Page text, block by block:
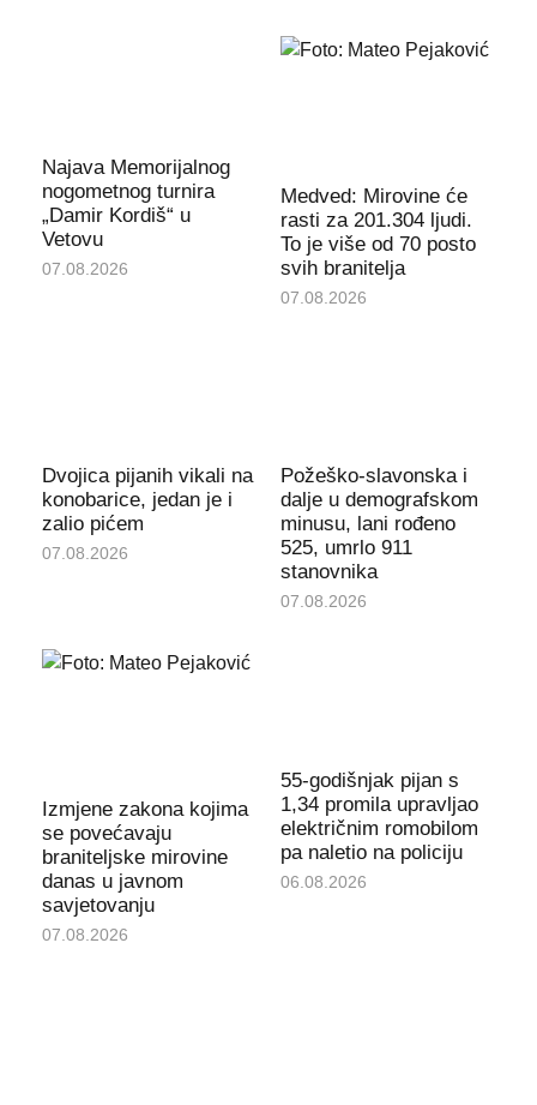
Najava Memorijalnog
nogometnog turnira
„Damir Kordiš“ u
Vetovu
07.08.2026
Medved: Mirovine će
rasti za 201.304 ljudi.
To je više od 70 posto
svih branitelja
07.08.2026
Dvojica pijanih vikali na
konobarice, jedan je i
zalio pićem
07.08.2026
Požeško-slavonska i
dalje u demografskom
minusu, lani rođeno
525, umrlo 911
stanovnika
07.08.2026
Izmjene zakona kojima
se povećavaju
braniteljske mirovine
danas u javnom
savjetovanju
07.08.2026
55-godišnjak pijan s
1,34 promila upravljao
električnim romobilom
pa naletio na policiju
06.08.2026